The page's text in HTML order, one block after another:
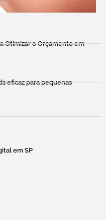
Otimizar o Orçamento em
eficaz para pequenas
em SP